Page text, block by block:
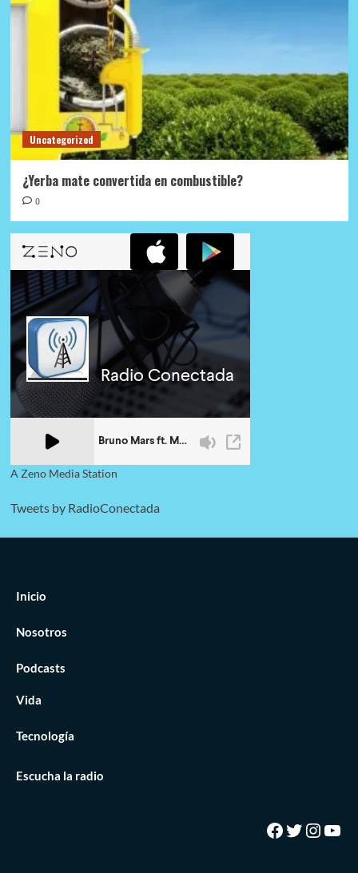
Uncategorized
¿Yerba mate convertida en combustible?
0
A Zeno Media Station
Tweets by RadioConectada
Inicio
Nosotros
Podcasts
Vida
Tecnología
Escucha la radio
Facebook
Twitter